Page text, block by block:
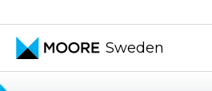
Hoppa till innehåll
Sweden